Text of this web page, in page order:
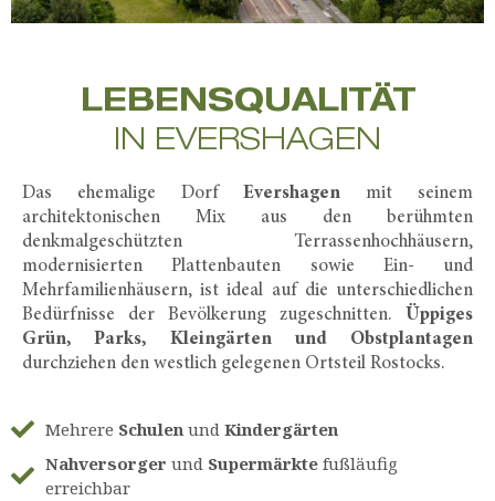
LEBENSQUALITÄT
IN EVERSHAGEN
Das ehemalige DorfEvershagen mit seinem
architektonischen Mix aus den berühmten
denkmalgeschützten Terrassenhochhäusern,
modernisierten Plattenbauten sowie Ein- und
Mehrfamilienhäusern, ist ideal auf die unterschiedlichen
Bedürfnisse der Bevölkerung zugeschnitten. Üppiges
Grün, Parks, Kleingärten und Obstplantagen
durchziehen den westlich gelegenen Ortsteil Rostocks.
Mehrere Schulen undKindergärten
Nahversorger und Supermärkte fußläufig
erreichbar